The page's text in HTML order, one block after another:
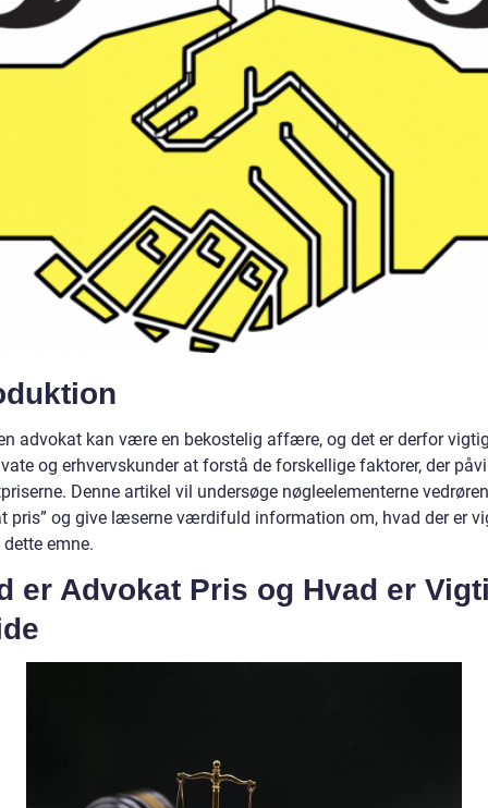
advokat kan være en bekostelig affære, og det er derfor
og erhvervskunder at forstå de forskellige faktorer, der
Denne artikel vil undersøge nøgleelementerne
pris” og give læserne værdifuld information om, hvad der er
emne.
er Advokat Pris og Hvad er